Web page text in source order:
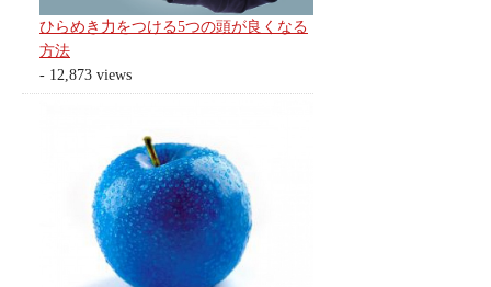
ひらめき力をつける5つの頭が良くなる
方法
- 12,873 views